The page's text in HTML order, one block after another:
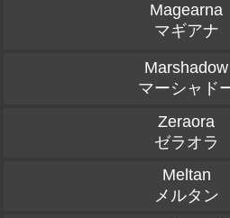
Magearna
マギアナ
Marshadow
マーシャド
Zeraora
ゼラオラ
Meltan
メルタン